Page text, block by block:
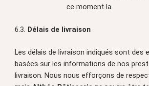
ce moment la.
6.3. Délais de livraison
Les délais de livraison indiqués sont des
basées sur les informations de nos
livraison. Nous nous efforçons de